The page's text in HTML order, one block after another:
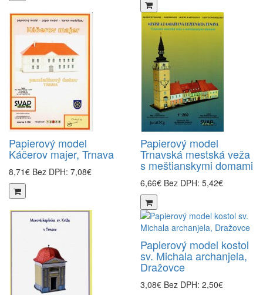
Papierový model
Káčerov majer, Trnava
8,71€ Bez DPH: 7,08€
Papierový model
Trnavská mestská veža
s meštianskymi domami
6,66€ Bez DPH: 5,42€
Papierový model kostol
sv. Michala archanjela,
Dražovce
3,08€ Bez DPH: 2,50€